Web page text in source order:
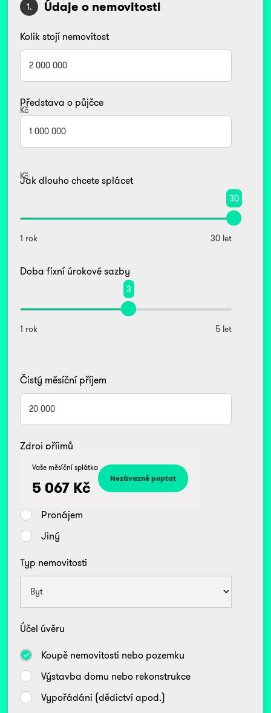
1. Údaje o nemovitosti
Kolik stojí nemovitost
Kč
Představa o půjčce
Kč
Jak dlouho chcete splácet
30
1 rok 30 let
Doba fixní úrokové sazby
3
1 rok 5 let
Čistý měsíční příjem
Vaše měsíční splátka
5 067 Kč
Zdroj příjmů
Zaměstnanec
Podnikatel/OSVČ
Pronájem
Jiný
Typ nemovitosti
Účel úvěru
Koupě nemovitosti nebo pozemku
Výstavba domu nebo rekonstrukce
Vypořádáni (dědictví apod.)